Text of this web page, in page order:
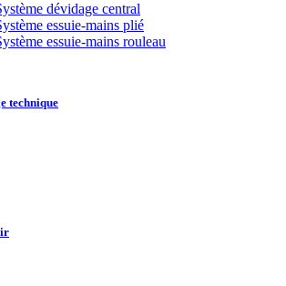
dévidage central
essuie-mains plié
essuie-mains rouleau
technique